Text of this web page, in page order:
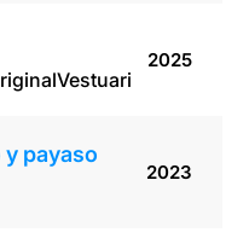
Vestuari
2025
payaso
2023